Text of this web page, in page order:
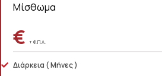
Μίσθωμα
€ + Φ.Π.Α.
Διάρκεια ( Μήνες )